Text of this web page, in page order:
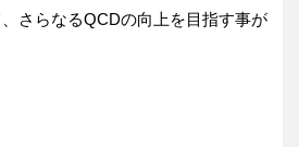
さらなるQCDの向上を目指す事が